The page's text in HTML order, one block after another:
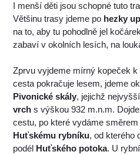
I menší děti jsou schopné tuto
Většinu trasy jdeme po hezky
na to, aby tu pohodlně jel
zabaví v okolních lesích, na
Zprvu vyjdeme mírný kopeček k
cesta pokračuje lesem, jdeme
Pivonické skály, jejichž
vrch s výškou 932 m.n.m.
cestu, po které vydáme
Huťskému rybníku, od kterého
podél Huťského potoka. U